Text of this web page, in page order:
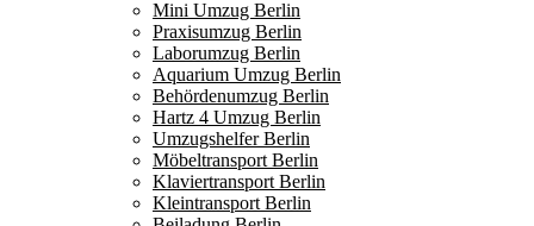
Mini Umzug Berlin
Praxisumzug Berlin
Laborumzug Berlin
Aquarium Umzug Berlin
Behördenumzug Berlin
Hartz 4 Umzug Berlin
Umzugshelfer Berlin
Möbeltransport Berlin
Klaviertransport Berlin
Kleintransport Berlin